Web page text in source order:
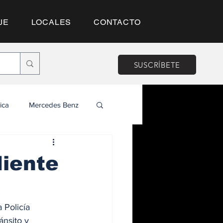
LOCALES CONTACTO
SUSCRÍBETE
Mercedes Benz
Policía
y